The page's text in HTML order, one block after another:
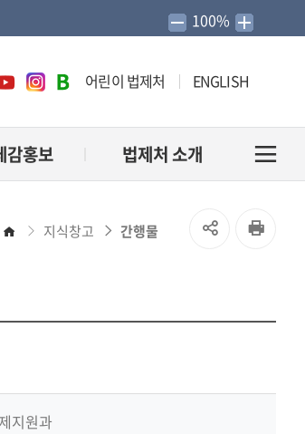
100%
유
브
타
그
버
어린이 법제처 ENGLISH
감홍보 법제처 소개
홈 지식창고 간행물
SNS
인
지원과